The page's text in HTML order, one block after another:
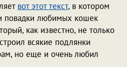
вот этот текст, в котором
повадки любимых кошек
как известно, не только
всякие подлянки
но еще и очень любил